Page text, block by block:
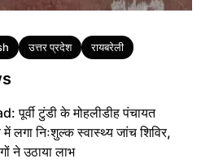
उत्तर प्रदेश रायबरेली
पूर्वी टुंडी के मोहलीडीह पंचायत
लगा निःशुल्क स्वास्थ्य जांच शिविर,
ने उठाया लाभ